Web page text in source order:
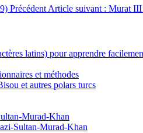
Précédent Article suivant : Murat
latins) pour apprendre
et méthodes
et autres polars turcs
Murad-Khan
Sultan-Murad-Khan